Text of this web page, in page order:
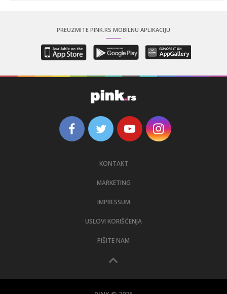
PREUZMITE PINK.RS MOBILNU APLIKACIJU
KONTAKT
MARKETING
IMPRESSUM
USLOVI KORIŠĆENJA
PIŠITE NAM